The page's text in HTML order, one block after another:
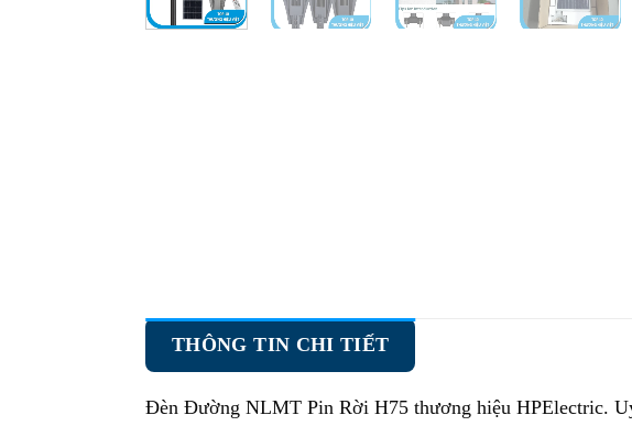
THÔNG TIN CHI TIẾT
Đèn Đường NLMT Pin Rời H75 thương hiệu HPElectric.